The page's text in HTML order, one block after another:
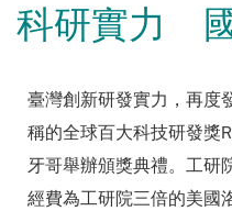
科研實力
臺灣創新研發實力，再度
稱的全球百大科技研發獎
牙哥舉辦頒獎典禮。工研
經費為工研院三倍的美國